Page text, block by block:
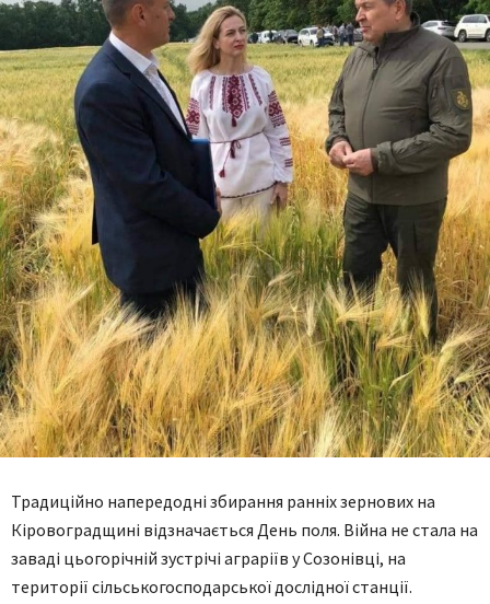
Традиційно напередодні збирання ранніх зернових на
Кіровоградщині відзначається День поля. Війна не стала на
заваді цьогорічній зустрічі аграріїв у Созонівці, на
території сільськогосподарської дослідної станції.